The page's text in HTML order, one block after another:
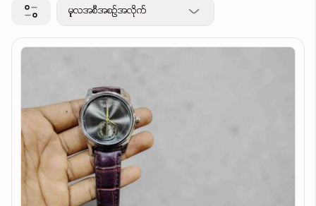
မူလအစီအစဉ်အလိုက်